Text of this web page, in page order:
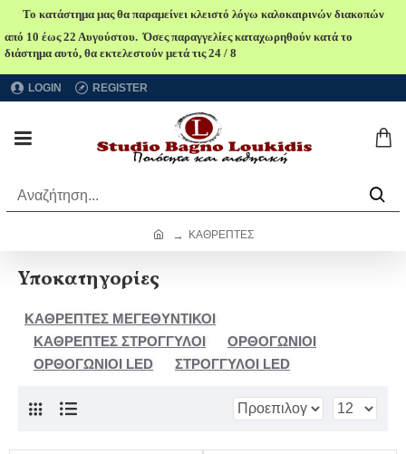
Το κατάστημα μας θα παραμείνει κλειστό λόγω καλοκαιρινών διακοπών
από 10 έως 22 Αυγούστου. Όσες παραγγελίες καταχωρηθούν κατά το
διάστημα αυτό, θα εκτελεστούν μετά τις 24 / 8
LOGIN REGISTER
ΚΑΘΡΕΠΤΕΣ
Υποκατηγορίες
ΚΑΘΡΕΠΤΕΣ ΜΕΓΕΘΥΝΤΙΚΟΙ
ΚΑΘΡΕΠΤΕΣ ΣΤΡΟΓΓΥΛΟΙ
ΟΡΘΟΓΩΝΙΟΙ
ΟΡΘΟΓΩΝΙΟΙ LED
ΣΤΡΟΓΓΥΛΟΙ LED